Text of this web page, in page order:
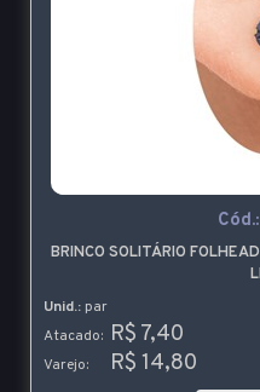
Cód.:
BRINCO SOLITÁRIO
Unid.: par
Atacado: R$ 7,40
Varejo: R$ 14,80